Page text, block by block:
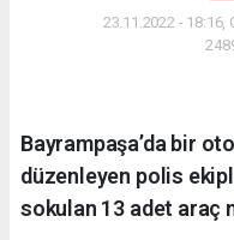
23.11.2022 - 18:16,
Bayrampaşa’da bir
düzenleyen polis
sokulan 13 adet araç